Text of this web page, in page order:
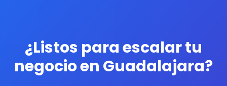
¿Listos para escalar tu
negocio en Guadalajara?